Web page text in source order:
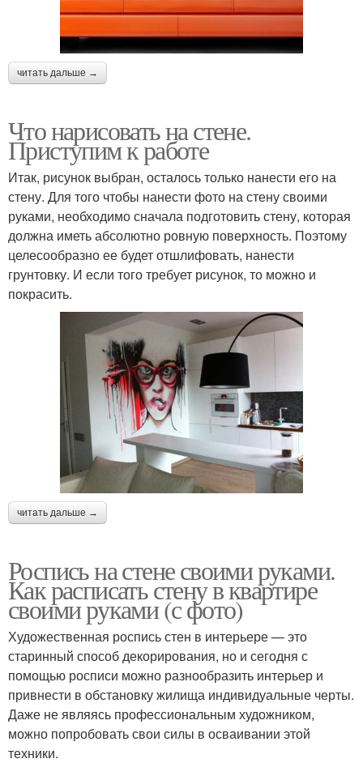
читать дальше →
Что нарисовать на стене.
Приступим к работе
Итак, рисунок выбран, осталось только нанести его на
стену. Для того чтобы нанести фото на стену своими
руками, необходимо сначала подготовить стену, которая
должна иметь абсолютно ровную поверхность. Поэтому
целесообразно ее будет отшлифовать, нанести
грунтовку. И если того требует рисунок, то можно и
покрасить.
читать дальше →
Роспись на стене своими руками.
Как расписать стену в квартире
своими руками (с фото)
Художественная роспись стен в интерьере — это
старинный способ декорирования, но и сегодня с
помощью росписи можно разнообразить интерьер и
привнести в обстановку жилища индивидуальные черты.
Даже не являясь профессиональным художником,
можно попробовать свои силы в осваивании этой
техники.